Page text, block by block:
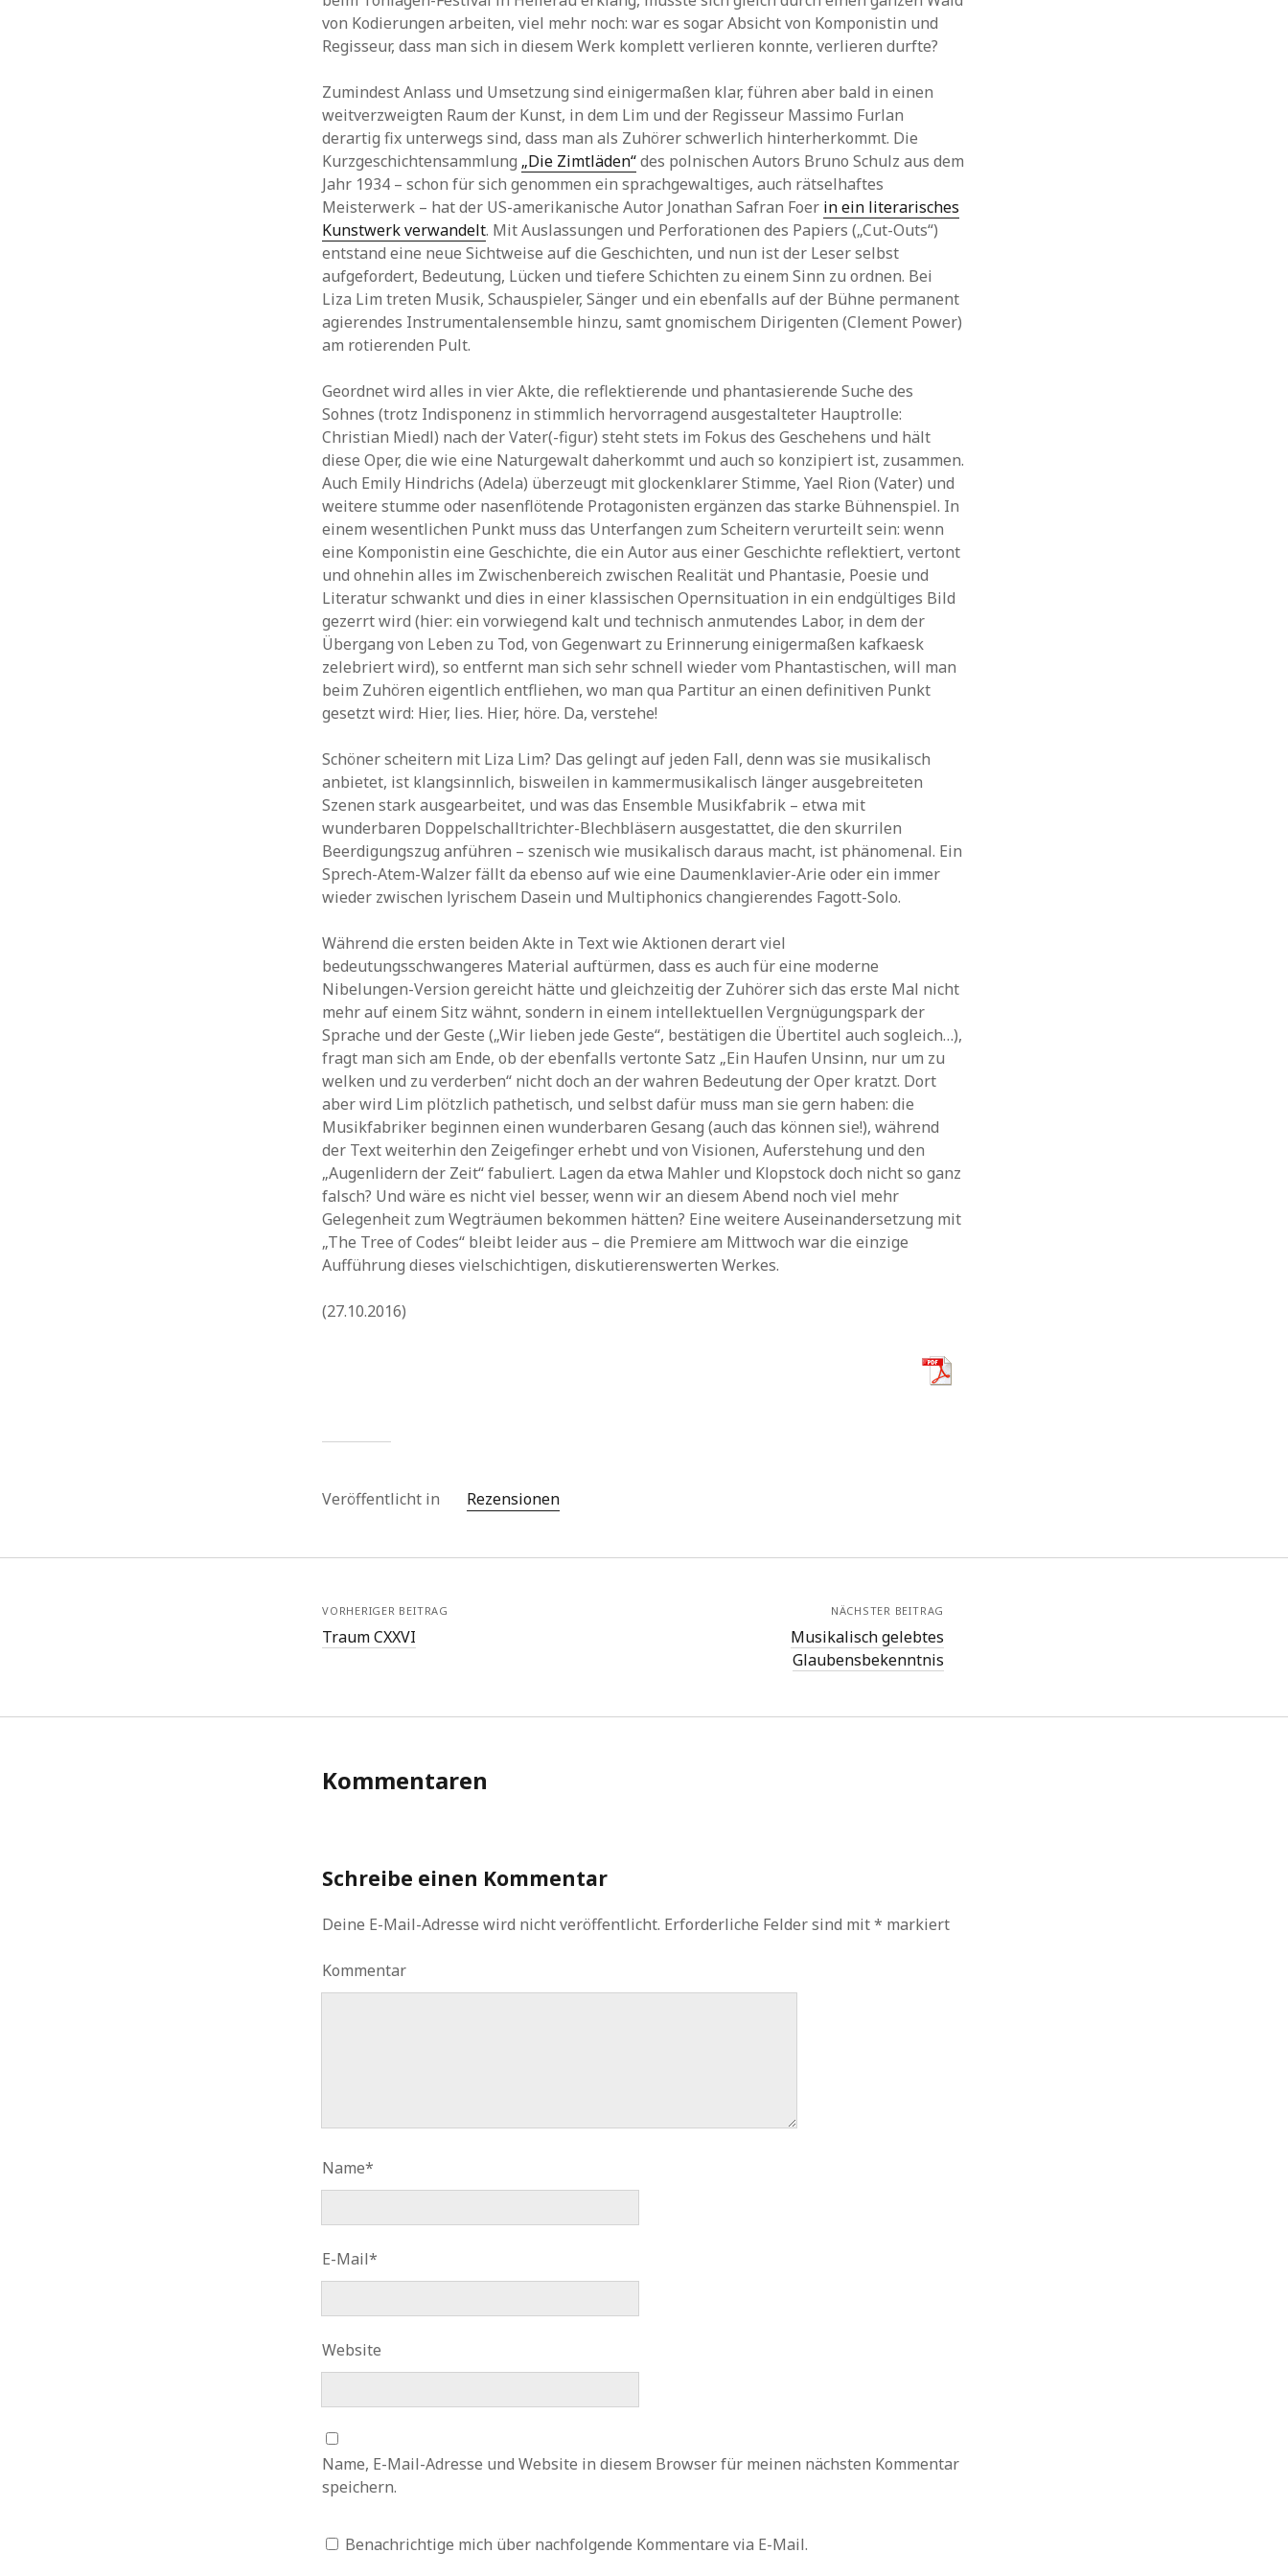
von Kodierungen arbeiten, viel mehr noch: war es sogar Absicht von Komponistin und
Regisseur, dass man sich in diesem Werk komplett verlieren konnte, verlieren durfte?
Zumindest Anlass und Umsetzung sind einigermaßen klar, führen aber bald in einen
weitverzweigten Raum der Kunst, in dem Lim und der Regisseur Massimo Furlan
derartig fix unterwegs sind, dass man als Zuhörer schwerlich hinterherkommt. Die
Kurzgeschichtensammlung „Die Zimtläden“des polnischen Autors Bruno Schulz aus dem
Jahr 1934 – schon für sich genommen ein sprachgewaltiges, auch rätselhaftes
Meisterwerk – hat der US-amerikanische Autor Jonathan Safran Foer in ein literarisches
Kunstwerk verwandelt. Mit Auslassungen und Perforationen des Papiers („Cut-Outs“)
entstand eine neue Sichtweise auf die Geschichten, und nun ist der Leser selbst
aufgefordert, Bedeutung, Lücken und tiefere Schichten zu einem Sinn zu ordnen. Bei
Liza Lim treten Musik, Schauspieler, Sänger und ein ebenfalls auf der Bühne permanent
agierendes Instrumentalensemble hinzu, samt gnomischem Dirigenten (Clement Power)
am rotierenden Pult.
Geordnet wird alles in vier Akte, die reflektierende und phantasierende Suche des
Sohnes (trotz Indisponenz in stimmlich hervorragend ausgestalteter Hauptrolle:
Christian Miedl) nach der Vater(-figur) steht stets im Fokus des Geschehens und hält
diese Oper, die wie eine Naturgewalt daherkommt und auch so konzipiert ist, zusammen.
Auch Emily Hindrichs (Adela) überzeugt mit glockenklarer Stimme, Yael Rion (Vater) und
weitere stumme oder nasenflötende Protagonisten ergänzen das starke Bühnenspiel. In
einem wesentlichen Punkt muss das Unterfangen zum Scheitern verurteilt sein: wenn
eine Komponistin eine Geschichte, die ein Autor aus einer Geschichte reflektiert, vertont
und ohnehin alles im Zwischenbereich zwischen Realität und Phantasie, Poesie und
Literatur schwankt und dies in einer klassischen Opernsituation in ein endgültiges Bild
gezerrt wird (hier: ein vorwiegend kalt und technisch anmutendes Labor, in dem der
Übergang von Leben zu Tod, von Gegenwart zu Erinnerung einigermaßen kafkaesk
zelebriert wird), so entfernt man sich sehr schnell wieder vom Phantastischen, will man
beim Zuhören eigentlich entfliehen, wo man qua Partitur an einen definitiven Punkt
gesetzt wird: Hier, lies. Hier, höre. Da, verstehe!
Schöner scheitern mit Liza Lim? Das gelingt auf jeden Fall, denn was sie musikalisch
anbietet, ist klangsinnlich, bisweilen in kammermusikalisch länger ausgebreiteten
Szenen stark ausgearbeitet, und was das Ensemble Musikfabrik – etwa mit
wunderbaren Doppelschalltrichter-Blechbläsern ausgestattet, die den skurrilen
Beerdigungszug anführen – szenisch wie musikalisch daraus macht, ist phänomenal. Ein
Sprech-Atem-Walzer fällt da ebenso auf wie eine Daumenklavier-Arie oder ein immer
wieder zwischen lyrischem Dasein und Multiphonics changierendes Fagott-Solo.
Während die ersten beiden Akte in Text wie Aktionen derart viel
bedeutungsschwangeres Material auftürmen, dass es auch für eine moderne
Nibelungen-Version gereicht hätte und gleichzeitig der Zuhörer sich das erste Mal nicht
mehr auf einem Sitz wähnt, sondern in einem intellektuellen Vergnügungspark der
Sprache und der Geste („Wir lieben jede Geste“, bestätigen die Übertitel auch sogleich…),
fragt man sich am Ende, ob der ebenfalls vertonte Satz „Ein Haufen Unsinn, nur um zu
welken und zu verderben“ nicht doch an der wahren Bedeutung der Oper kratzt. Dort
aber wird Lim plötzlich pathetisch, und selbst dafür muss man sie gern haben: die
Musikfabriker beginnen einen wunderbaren Gesang (auch das können sie!), während
der Text weiterhin den Zeigefinger erhebt und von Visionen, Auferstehung und den
„Augenlidern der Zeit“ fabuliert. Lagen da etwa Mahler und Klopstock doch nicht so ganz
falsch? Und wäre es nicht viel besser, wenn wir an diesem Abend noch viel mehr
Gelegenheit zum Wegträumen bekommen hätten? Eine weitere Auseinandersetzung mit
„The Tree of Codes“ bleibt leider aus – die Premiere am Mittwoch war die einzige
Aufführung dieses vielschichtigen, diskutierenswerten Werkes.
(27.10.2016)
Veröffentlicht in Rezensionen
VORHERIGER BEITRAG
Traum CXXVI
NÄCHSTER BEITRAG
Musikalisch gelebtes
Glaubensbekenntnis
Kommentaren
Schreibe einen Kommentar
Deine E-Mail-Adresse wird nicht veröffentlicht. Erforderliche Felder sind mit* markiert
Kommentar
Name*
E-Mail*
Website
Name, E-Mail-Adresse und Website in diesem Browser für meinen nächsten Kommentar
speichern.
Benachrichtige mich über nachfolgende Kommentare via E-Mail.